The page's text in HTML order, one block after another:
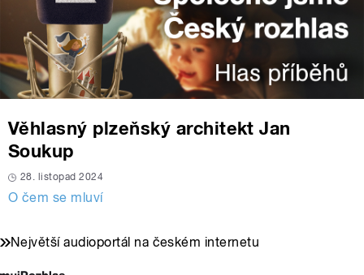
Věhlasný plzeňský architekt Jan
Soukup
28. listopad 2024
O čem se mluví
Největší audioportál na českém internetu